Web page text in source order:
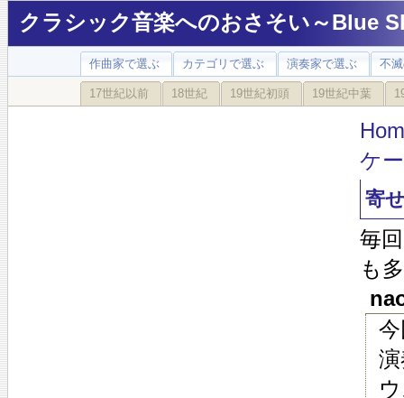
クラシック音楽へのおさそい～Blue
作曲家で選ぶ カテゴリで選ぶ 演奏家で選ぶ 不
17世紀以前 18世紀 19世紀初頭 19世紀中葉
ケ
寄
毎
も